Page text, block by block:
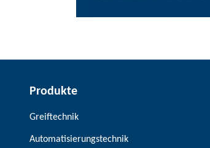
Produkte
Greiftechnik
Automatisierungstechnik